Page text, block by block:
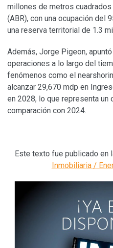
millones de metros cuadrados
(ABR), con una ocupación del
una reserva territorial de 1.3
Además, Jorge Pigeon,
operaciones a lo largo del
fenómenos como el
alcanzar 29,670 mdp en
en 2028, lo que representa un
comparación con 2024.
Este texto fue publicado en
Inmobiliaria /